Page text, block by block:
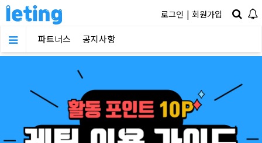
로그인 | 회원가입
파트너스 공지사항